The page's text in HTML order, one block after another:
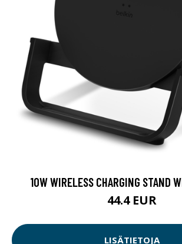
10W WIRELESS CHARGING STAND
44.4 EUR
LISÄTIETOJA